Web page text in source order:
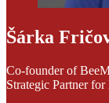
Šárka
Co-founder of
Strategic Partner